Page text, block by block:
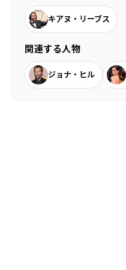
キアヌ・リーブス
関連する人物
ジョナ・ヒル